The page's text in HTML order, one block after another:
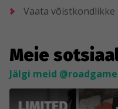
Vaata
Meie
Jälgi meid